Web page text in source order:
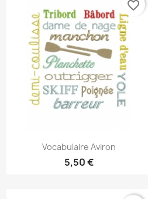
Aperçu rapide
Vocabulaire Aviron
5,50 €
favorite_border